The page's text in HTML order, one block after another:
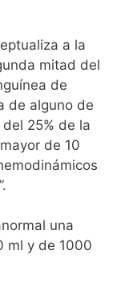
a la
mitad del
de
de alguno de
25% de la
de 10
una
ml y de 1000